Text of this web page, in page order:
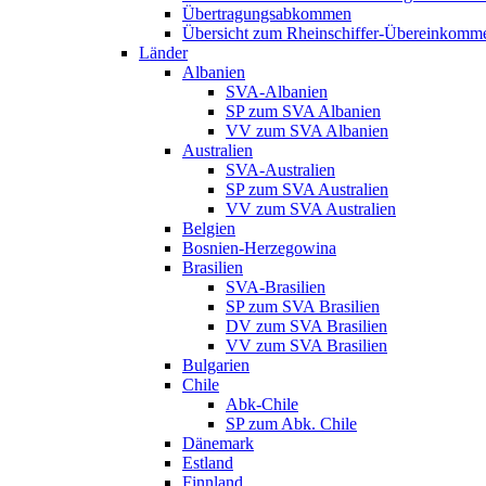
Übertragungsabkommen
Übersicht zum Rheinschiffer-
Länder
Albanien
SVA-Albanien
SP zum SVA Albanien
VV zum SVA Albanien
Australien
SVA-Australien
SP zum SVA Australien
VV zum SVA Australien
Belgien
Bosnien-Herzegowina
Brasilien
SVA-Brasilien
SP zum SVA Brasilien
DV zum SVA Brasilien
VV zum SVA Brasilien
Bulgarien
Chile
Abk-Chile
SP zum Abk. Chile
Dänemark
Estland
Finnland